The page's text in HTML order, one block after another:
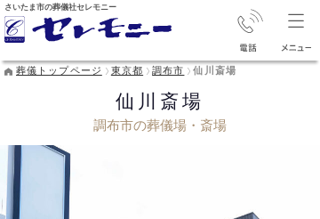
さいたま市の葬儀社セレモニー
葬儀トップページ 東京都 調布市 仙川斎場
仙川斎場
調布市の葬儀場・斎場